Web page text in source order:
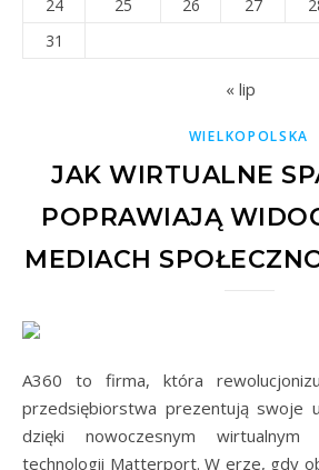
24
25 26 27
31
« lip
WIELKOPOLSKA
JAK WIRTUALNE
POPRAWIAJĄ
MEDIACH
A360 to firma, która
przedsiębiorstwa prezentują swoje
dzięki nowoczesnym
technologii Matterport. W erze, gdy